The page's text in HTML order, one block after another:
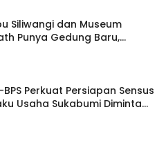
Siliwangi dan Museum
Punya Gedung Baru,
Dipisahkan
Perkuat Persiapan Sensus
Usaha Sukabumi Diminta